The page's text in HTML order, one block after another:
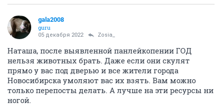
gala2008
guru
05 декабря 2022 Zosia_
Наташа, после выявленной панлейкопении ГОД
нельзя животных брать. Даже если они скулят
прямо у вас под дверью и все жители города
Новосибирска умоляют вас их взять. Вам можно
только перепосты делать. А лучше на эти ресурсы ни
ногой.